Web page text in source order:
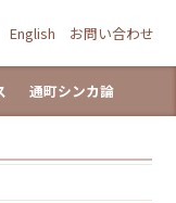
English お問い合わせ
通町シンカ論